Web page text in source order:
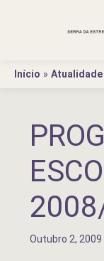
Início
Atualidade
Outubro 2, 2009